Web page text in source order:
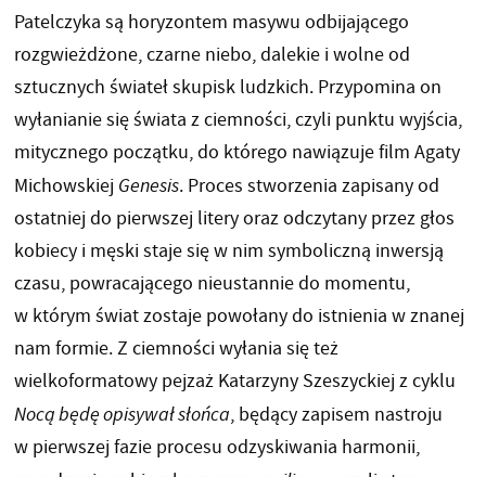
Patelczyka są horyzontem masywu odbijającego
rozgwieżdżone, czarne niebo, dalekie i wolne od
sztucznych świateł skupisk ludzkich. Przypomina on
wyłanianie się świata z ciemności, czyli punktu wyjścia,
mitycznego początku, do którego nawiązuje film Agaty
Michowskiej Genesis. Proces stworzenia zapisany od
ostatniej do pierwszej litery oraz odczytany przez głos
kobiecy i męski staje się w nim symboliczną inwersją
czasu, powracającego nieustannie do momentu,
w którym świat zostaje powołany do istnienia w znanej
nam formie. Z ciemności wyłania się też
wielkoformatowy pejzaż Katarzyny Szeszyckiej z cyklu
Nocą będę opisywał słońca, będący zapisem nastroju
w pierwszej fazie procesu odzyskiwania harmonii,